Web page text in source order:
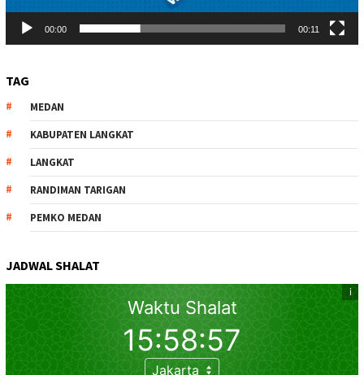
00:00 00:11
TAG
MEDAN
KABUPATEN LANGKAT
LANGKAT
RANDIMAN TARIGAN
PEMKO MEDAN
JADWAL SHALAT